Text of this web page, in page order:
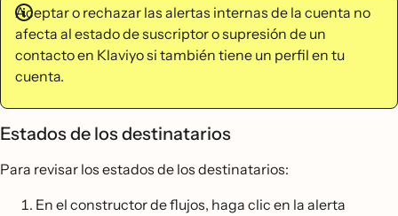
Aceptar o rechazar las alertas internas de la cuenta no
afecta al estado de suscriptor o supresión de un
contacto en Klaviyo si también tiene un perfil en tu
cuenta.
Estados de los destinatarios
Para revisar los estados de los destinatarios:
En el constructor de flujos, haga clic en la alerta